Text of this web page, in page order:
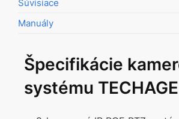
Súvisiace
Manuály
Špecifikácie
systému TECHAGE